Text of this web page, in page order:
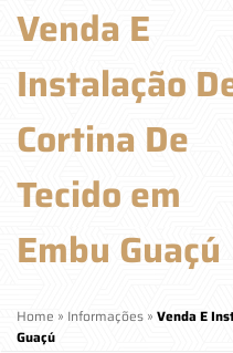
Venda E
Instalação
Cortina De
Tecido em
Embu Guaçú
Home » Informações » Venda E
Guaçú